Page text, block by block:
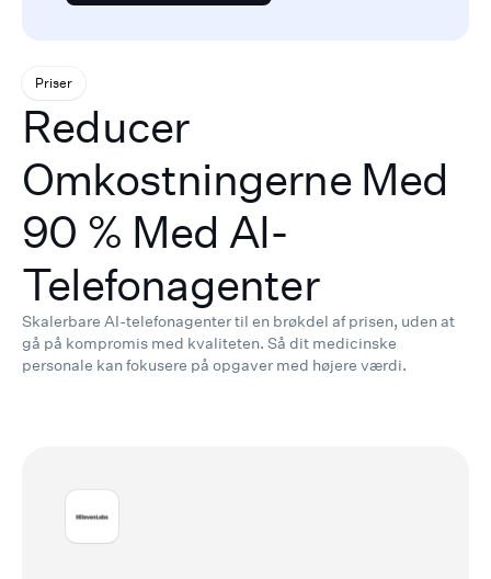
Priser
Reducer
Omkostningerne Med
90 % Med AI-
Telefonagenter
Skalerbare AI-telefonagenter til en brøkdel af prisen, uden at
gå på kompromis med kvaliteten. Så dit medicinske
personale kan fokusere på opgaver med højere værdi.